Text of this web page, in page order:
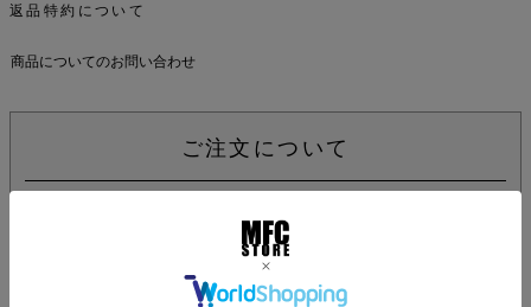
返品特約について
商品についてのお問い合わせ
ご注文について
info@mfc-store.com から確認メールが届きます。 迷惑
メールフィルターの設定をされている場合は 受信可能設定